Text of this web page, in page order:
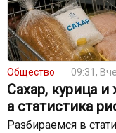
Общество 09:31,
Сахар, курица
а статистика
Разбираемся в